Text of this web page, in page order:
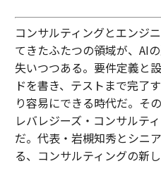
コンサルティングとエンジ
てきたふたつの領域が、AI
失いつつある。要件定義と
ドを書き、テストまで完了
り容易にできる時代だ。そ
レバレジーズ・コンサルテ
だ。代表・岩槻知秀とシニ
る、コンサルティングの新